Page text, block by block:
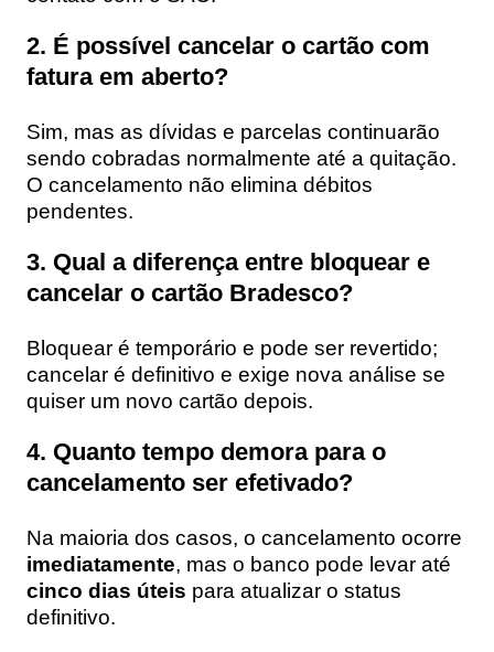
2. É possível cancelar o cartão com
fatura em aberto?
Sim, mas as dívidas e parcelas continuarão
sendo cobradas normalmente até a quitação.
O cancelamento não elimina débitos
pendentes.
3. Qual a diferença entre bloquear e
cancelar o cartão Bradesco?
Bloquear é temporário e pode ser revertido;
cancelar é definitivo e exige nova análise se
quiser um novo cartão depois.
4. Quanto tempo demora para o
cancelamento ser efetivado?
Na maioria dos casos, o cancelamento ocorre
imediatamente, mas o banco pode levar até
cinco dias úteis para atualizar o status
definitivo.